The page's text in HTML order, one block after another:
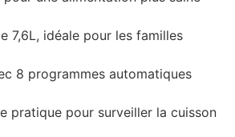
7,6L, idéale pour les familles
8 programmes automatiques
pratique pour surveiller la cuisson